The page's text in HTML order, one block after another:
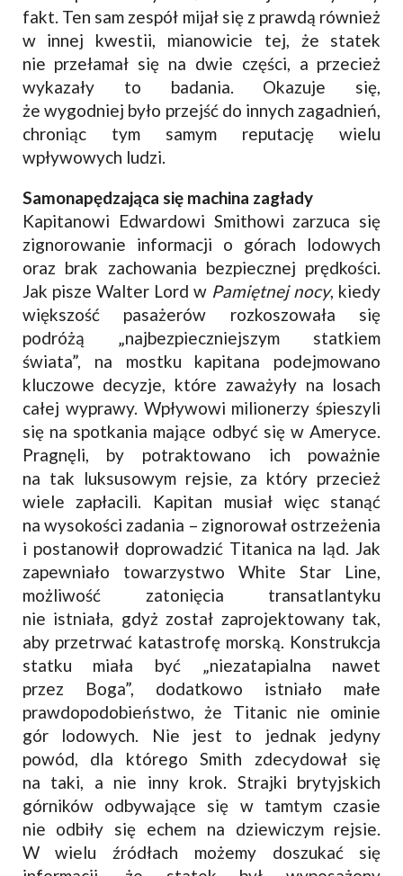
fakt. Ten sam zespół mijał się z prawdą również
w innej kwestii, mianowicie tej, że statek
nie przełamał się na dwie części, a przecież
wykazały to badania. Okazuje się,
że wygodniej było przejść do innych zagadnień,
chroniąc tym samym reputację wielu
wpływowych ludzi.
Samonapędzająca się machina zagłady
Kapitanowi Edwardowi Smithowi zarzuca się
zignorowanie informacji o górach lodowych
oraz brak zachowania bezpiecznej prędkości.
Jak pisze Walter Lord w Pamiętnej nocy, kiedy
większość pasażerów rozkoszowała się
podróżą „najbezpieczniejszym statkiem
świata”, na mostku kapitana podejmowano
kluczowe decyzje, które zaważyły na losach
całej wyprawy. Wpływowi milionerzy śpieszyli
się na spotkania mające odbyć się w Ameryce.
Pragnęli, by potraktowano ich poważnie
na tak luksusowym rejsie, za który przecież
wiele zapłacili. Kapitan musiał więc stanąć
na wysokości zadania – zignorował ostrzeżenia
i postanowił doprowadzić Titanica na ląd. Jak
zapewniało towarzystwo White Star Line,
możliwość zatonięcia transatlantyku
nie istniała, gdyż został zaprojektowany tak,
aby przetrwać katastrofę morską. Konstrukcja
statku miała być „niezatapialna nawet
przez Boga”, dodatkowo istniało małe
prawdopodobieństwo, że Titanic nie ominie
gór lodowych. Nie jest to jednak jedyny
powód, dla którego Smith zdecydował się
na taki, a nie inny krok. Strajki brytyjskich
górników odbywające się w tamtym czasie
nie odbiły się echem na dziewiczym rejsie.
W wielu źródłach możemy doszukać się